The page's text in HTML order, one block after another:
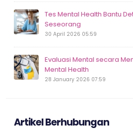
Tes Mental Health Bantu
Seseorang
30 April 2026 05:59
Evaluasi Mental secara
Mental Health
28 January 2026 07:59
Artikel Berhubungan